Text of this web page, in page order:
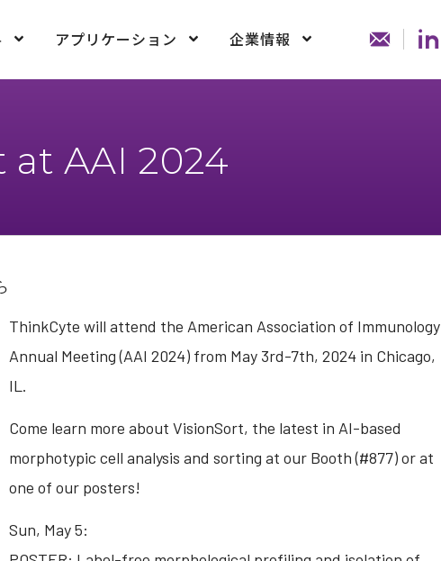
アプリケーション 企業情報
AAI 2024
ThinkCyte will attend the American Association of Immunology
Annual Meeting (AAI 2024) from May 3rd-7th, 2024 in Chicago,
IL.
Come learn more about VisionSort, the latest in AI-based
morphotypic cell analysis and sorting at our Booth (#877) or at
one of our posters!
Sun, May 5: